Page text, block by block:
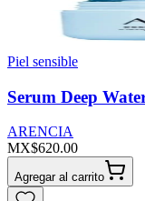
Piel sensible
Serum Deep
ARENCIA
MX$620.00
Agregar al carrito